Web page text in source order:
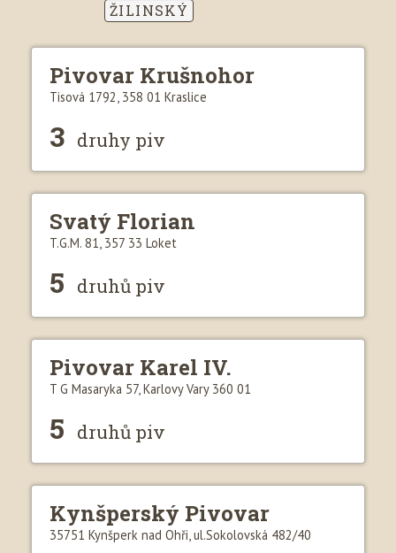
ŽILINSKÝ
Pivovar Krušnohor
Tisová 1792, 358 01 Kraslice
3 druhy piv
Svatý Florian
T.G.M. 81, 357 33 Loket
5 druhů piv
Pivovar Karel IV.
T G Masaryka 57, Karlovy Vary 360 01
5 druhů piv
Kynšperský Pivovar
35751 Kynšperk nad Ohři, ul.Sokolovská 482/40